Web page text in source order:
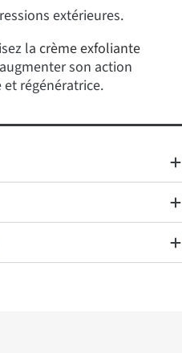
extérieures.
la crème exfoliante
son action
régénératrice.